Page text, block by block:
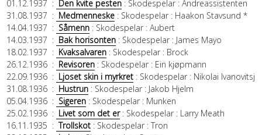
01.12.1937 : Den kvite pesten: Skodespelar: Andreassistenten
31.08.1937 : Medmenneske: Skodespelar: Haakon Stavsund *
14.04.1937 : Såmenn: Skodespelar: Aubert
14.03.1937 : Bak horisonten: Skodespelar: James Mayo
18.02.1937 : Kvaksalvaren: Skodespelar: Brock
26.12.1936: Revisoren: Skodespelar: Ein kjøpmann
22.09.1936: Ljoset skin i myrkret: Skodespelar: Nikolai Ivanovitsj
31.08.1936: Hustrun: Skodespelar: Jakob Hjelm
05.04.1936: Sigeren: Skodespelar: Munken
25.02.1936: Livet som det er: Skodespelar: Larry Meath
16.11.1935 : Trollskot: Skodespelar: Tron